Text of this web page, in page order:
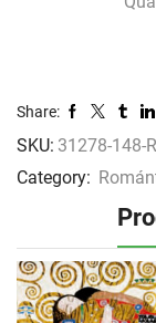
Share:
SKU: 31278-148-R
Category: